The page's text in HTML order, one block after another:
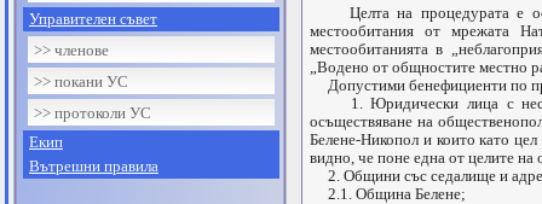
Управителен съвет
>> членове
>> покани УС
>> протоколи УС
Екип
Вътрешни правила
Целта на процедурата е
местообитания от мрежата
местообитанията в
„Водено от общностите местно
Допустими бенефициенти по
1. Юридически лица с
осъществяване на
Белене-Никопол и които като цел
видно, че поне една от целите на
2. Общини със седалище и
2.1. Община Белене;